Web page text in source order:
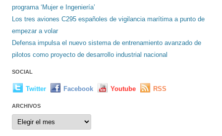
programa ‘Mujer e Ingeniería’
Los tres aviones C295 españoles de vigilancia marítima a punto de
empezar a volar
Defensa impulsa el nuevo sistema de entrenamiento avanzado de
pilotos como proyecto de desarrollo industrial nacional
SOCIAL
Twitter Facebook Youtube RSS
ARCHIVOS
Archivos